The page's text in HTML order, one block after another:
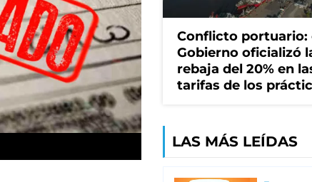
Conflicto portuario:
Gobierno oficializó
rebaja del 20% en
tarifas de los
LAS MÁS LEÍDAS